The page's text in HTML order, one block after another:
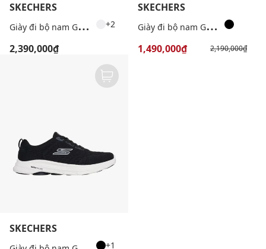
SKECHERS
G
iày đi bộ nam GoWalk 8 Idris +2
2,390,000₫
SKECHERS
G
iày đi bộ nam GoWalk Max
1,490,000₫ 2,190,000₫
SKECHERS
+1